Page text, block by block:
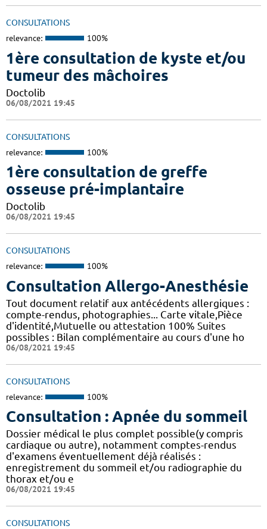
CONSULTATIONS
relevance: 100%
1ère consultation de kyste et/ou
tumeur des mâchoires
Doctolib
06/08/2021 19:45
CONSULTATIONS
relevance: 100%
1ère consultation de greffe
osseuse pré-implantaire
Doctolib
06/08/2021 19:45
CONSULTATIONS
relevance: 100%
Consultation Allergo-Anesthésie
Tout document relatif aux antécédents allergiques :
compte-rendus, photographies... Carte vitale,Pièce
d'identité,Mutuelle ou attestation 100% Suites
possibles : Bilan complémentaire au cours d'une ho
06/08/2021 19:45
CONSULTATIONS
relevance: 100%
Consultation : Apnée du sommeil
Dossier médical le plus complet possible(y compris
cardiaque ou autre), notamment comptes-rendus
d'examens éventuellement déjà réalisés :
enregistrement du sommeil et/ou radiographie du
thorax et/ou e
06/08/2021 19:45
CONSULTATIONS